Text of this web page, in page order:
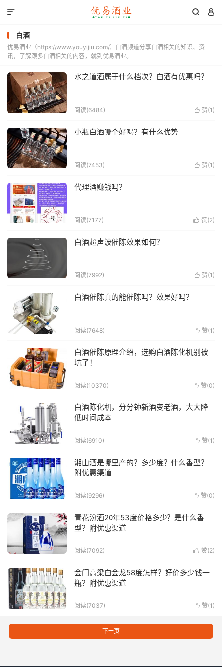
 

白酒
优易酒业（https://www.youyijiu.com/）白酒频道分享白酒相关的知识、资
讯，了解跟多白酒相关的内容，就到优易酒业。
水之道酒属于什么档次？白酒有优惠吗？
 赞(1 )
阅读(6484)
小瓶白酒哪个好喝？有什么优势
 赞(1 )
阅读(7453)
代理酒赚钱吗？
 赞(2)
阅读(7177)
白酒超声波催陈效果如何？
 赞(1 )
阅读(7992)
白酒催陈真的能催陈吗？效果好吗？
 赞(1 )
阅读(7648)
白酒催陈原理介绍，选购白酒陈化机别被
坑了！
 赞(0)
阅读(10370)
白酒陈化机，分分钟新酒变老酒，大大降
低时间成本
 赞(1 )
阅读(6910)
湘山酒是哪里产的？多少度？什么香型？
附优惠渠道
 赞(0)
阅读(9296)
青花汾酒20年53度价格多少？是什么香
型？附优惠渠道
 赞(2)
阅读(7092)
金门高粱白金龙58度怎样？好价多少钱一
瓶？附优惠渠道
 赞(1 )
阅读(7037)
下一页